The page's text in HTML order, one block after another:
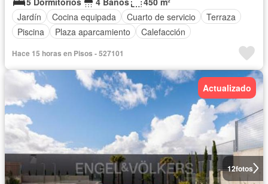
Jardín
Cocina equipada Cuarto de servicio
Terraza
Piscina
Plaza aparcamiento Calefacción
Hace 15 horas en Pisos - 527101
12fotos
Actualizado